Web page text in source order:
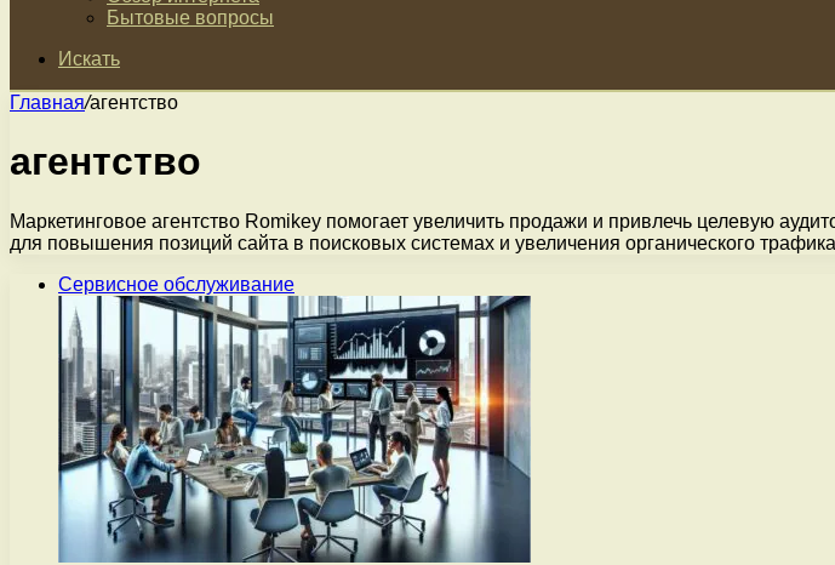
Бытовые вопросы
Искать
Главная/агентство
агентство
Маркетинговое агентство Romikey помогает увеличить продажи и привлечь целевую
для повышения позиций сайта в поисковых системах и увеличения органического
Сервисное обслуживание